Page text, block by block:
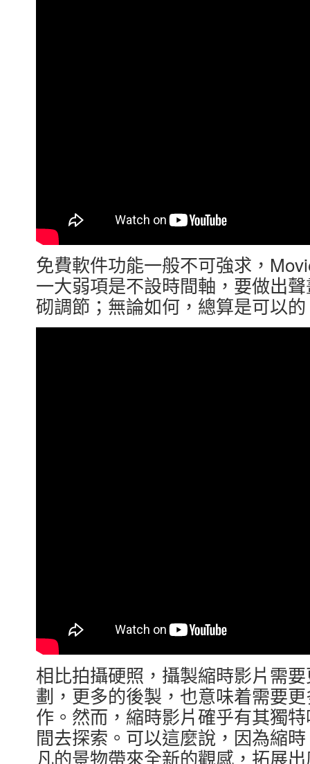
免費軟件功能一般不可強求，
一大弱項是不設時間軸，要做出
砌調節；無論如何，總算是可以
相比拍攝硬照，攝製縮時影片需
劃，更多的後製，也意味着需要
作。然而，縮時影片確乎有其獨
間去探索。可以這麼說，因為縮
凡的景物帶來全新的觀感，拓展